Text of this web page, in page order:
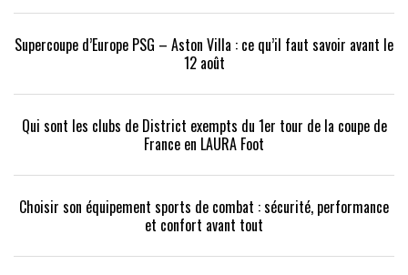
Supercoupe d’Europe PSG – Aston Villa : ce qu’il faut savoir avant le
12 août
Qui sont les clubs de District exempts du 1er tour de la coupe de
France en LAURA Foot
Choisir son équipement sports de combat : sécurité, performance
et confort avant tout